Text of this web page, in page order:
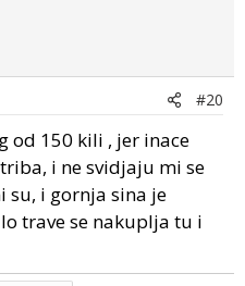
#20
od 150 kili , jer inace
i ne svidjaju mi se
su, i gornja sina je
trave se nakuplja tu i